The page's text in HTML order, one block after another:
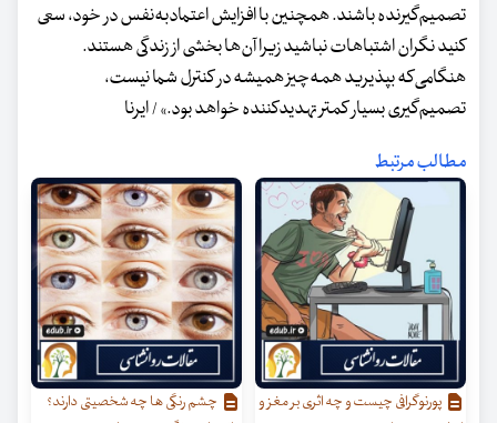
تصمیم‌گیرنده باشند. همچنین با افزایش اعتمادبه‌نفس در خود، سعی
کنید نگران اشتباهات نباشید زیرا آن‌ها بخشی از زندگی هستند.
هنگامی‌که بپذیرید همه‌چیز همیشه در کنترل شما نیست،
تصمیم‌گیری بسیار کمتر تهدیدکننده خواهد بود.» / ایرنا
مطالب مرتبط
پورنوگرافی چیست و چه اثری بر مغز و
چشم رنگی ها چه شخصیتی دارند؟